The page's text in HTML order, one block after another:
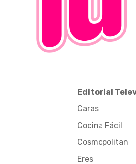
Editorial
Caras
Cocina Fácil
Cosmopolitan
Eres